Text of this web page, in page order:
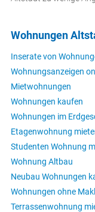
Wohnungen
Inserate von
Wohnungsanzeigen
Mietwohnungen
Wohnungen kaufen
Wohnungen im
Etagenwohnung
Studenten Wohnung
Wohnung Altbau
Neubau Wohnungen
Wohnungen ohne
Terrassenwohnung